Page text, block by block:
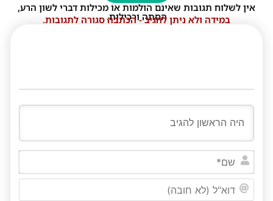
אין לשלוח תגובות שאינם הולמות או מכילות דברי לשון הרע,
הסתה ורכילות.
במידה ולא ניתן להגיב - הכתבה סגורה לתגובות.